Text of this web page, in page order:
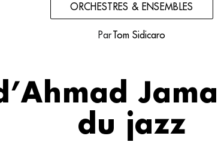
ORCHESTRES & ENSEMBLES
ParTom Sidicaro
du jazz